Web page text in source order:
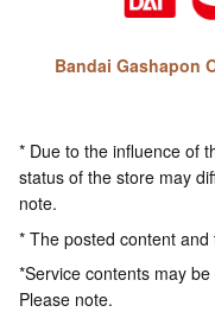
Bandai Gashapon
* Due to the influence of
status of the store may
note.
* The posted content
*Service contents may
Please note.